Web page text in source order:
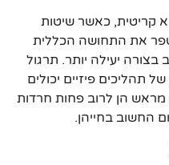
קריטית, כאשר שיטות
את התחושה הכללית
יעילה יותר. תרגול
תהליכים פיזיים יכולים
מראש הן לרוב פחות חרדות
החשוב בחייהן.